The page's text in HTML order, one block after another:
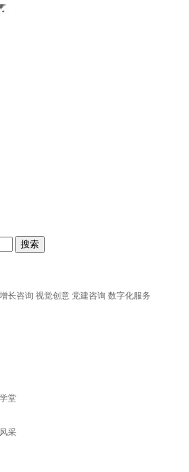
增长咨询 视觉创意 党建咨询 数字化服务
堂
采